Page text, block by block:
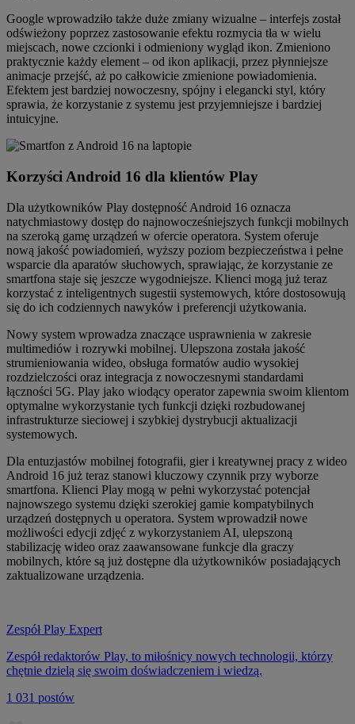
Google wprowadziło także duże zmiany wizualne – interfejs został
odświeżony poprzez zastosowanie efektu rozmycia tła w wielu
miejscach, nowe czcionki i odmieniony wygląd ikon. Zmieniono
praktycznie każdy element – od ikon aplikacji, przez płynniejsze
animacje przejść, aż po całkowicie zmienione powiadomienia.
Efektem jest bardziej nowoczesny, spójny i elegancki styl, który
sprawia, że korzystanie z systemu jest przyjemniejsze i bardziej
intuicyjne.
Korzyści Android 16 dla klientów Play
Dla użytkowników Play dostępność Android 16 oznacza
natychmiastowy dostęp do najnowocześniejszych funkcji mobilnych
na szeroką gamę urządzeń w ofercie operatora. System oferuje
nową jakość powiadomień, wyższy poziom bezpieczeństwa i pełne
wsparcie dla aparatów słuchowych, sprawiając, że korzystanie ze
smartfona staje się jeszcze wygodniejsze. Klienci mogą już teraz
korzystać z inteligentnych sugestii systemowych, które dostosowują
się do ich codziennych nawyków i preferencji użytkowania.
Nowy system wprowadza znaczące usprawnienia w zakresie
multimediów i rozrywki mobilnej. Ulepszona została jakość
strumieniowania wideo, obsługa formatów audio wysokiej
rozdzielczości oraz integracja z nowoczesnymi standardami
łączności 5G. Play jako wiodący operator zapewnia swoim klientom
optymalne wykorzystanie tych funkcji dzięki rozbudowanej
infrastrukturze sieciowej i szybkiej dystrybucji aktualizacji
systemowych.
Dla entuzjastów mobilnej fotografii, gier i kreatywnej pracy z wideo
Android 16 już teraz stanowi kluczowy czynnik przy wyborze
smartfona. Klienci Play mogą w pełni wykorzystać potencjał
najnowszego systemu dzięki szerokiej gamie kompatybilnych
urządzeń dostępnych u operatora. System wprowadził nowe
możliwości edycji zdjęć z wykorzystaniem AI, ulepszoną
stabilizację wideo oraz zaawansowane funkcje dla graczy
mobilnych, które są już dostępne dla użytkowników posiadających
zaktualizowane urządzenia.
Zespół Play Expert
Zespół redaktorów Play, to miłośnicy nowych technologii, którzy
chętnie dzielą się swoim doświadczeniem i wiedzą.
1 031 postów